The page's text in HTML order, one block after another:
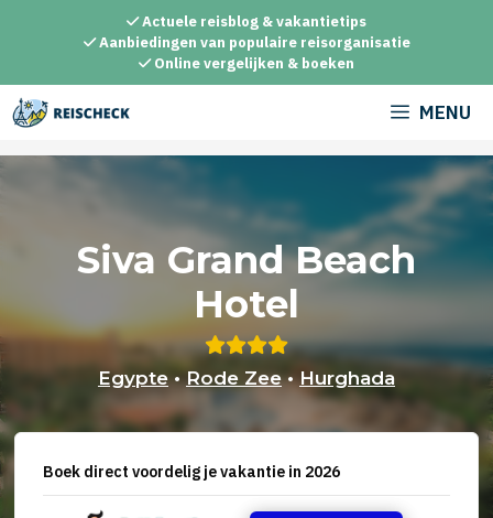
inhoud
Actuele reisblog & vakantietips
Aanbiedingen van populaire reisorganisatie
Online vergelijken & boeken
MENU
Siva Grand Beach
Hotel
Egypte • Rode Zee• Hurghada
Boek direct voordelig je vakantie in 2026